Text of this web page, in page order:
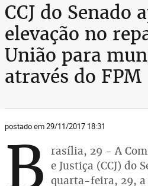
CCJ do Senado
elevação no
União para
através do FPM
postado em 29/11/2017 18:31
B rasília, 29 - A
e Justiça (CCJ) do
quarta-feira, 29, a